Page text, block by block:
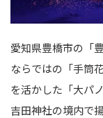
愛知県豊橋市の「
ならではの「手筒
を活かした「大パ
吉田神社の境内で